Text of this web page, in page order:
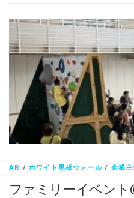
AR /ホワイト黒板ウォール / 企業主
ファミリーイベント